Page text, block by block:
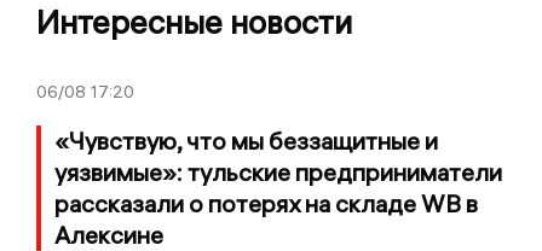
Интересные новости
06/08 17:20
«Чувствую, что мы беззащитные и
уязвимые»: тульские предприниматели
рассказали о потерях на складе WB в
Алексине